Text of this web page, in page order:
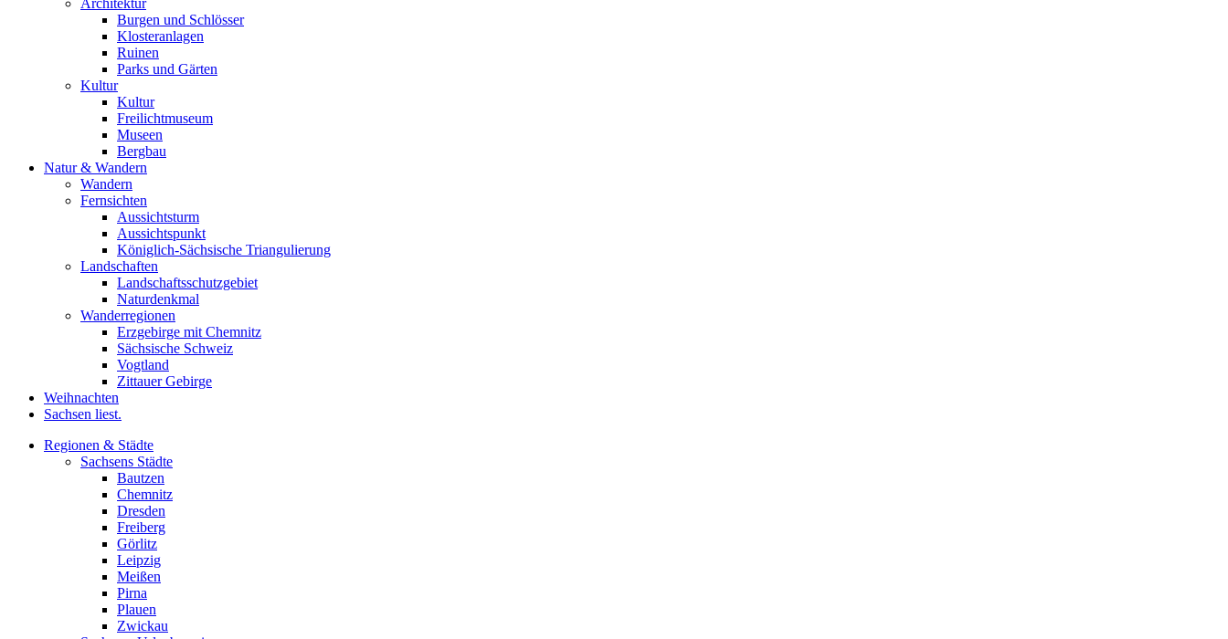
Architektur
Burgen und Schlösser
Klosteranlagen
Ruinen
Parks und Gärten
Kultur
Kultur
Freilichtmuseum
Museen
Bergbau
Natur & Wandern
Wandern
Fernsichten
Aussichtsturm
Aussichtspunkt
Königlich-Sächsische Triangulierung
Landschaften
Landschaftsschutzgebiet
Naturdenkmal
Wanderregionen
Erzgebirge mit Chemnitz
Sächsische Schweiz
Vogtland
Zittauer Gebirge
Weihnachten
Sachsen liest.
Regionen & Städte
Sachsens Städte
Bautzen
Chemnitz
Dresden
Freiberg
Görlitz
Leipzig
Meißen
Pirna
Plauen
Zwickau